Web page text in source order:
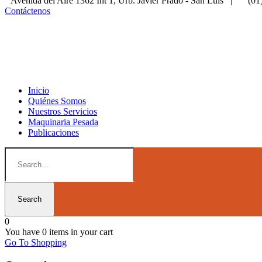
Contáctenos
Inicio
Quiénes Somos
Nuestros Servicios
Maquinaria Pesada
Publicaciones
0
You have 0 items in your cart
Go To Shopping